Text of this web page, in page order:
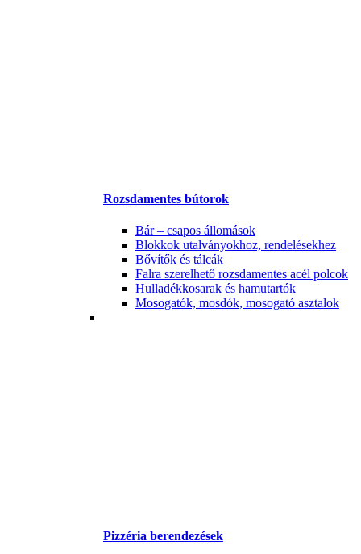
Rozsdamentes bútorok
Bár – csapos állomások
Blokkok utalványokhoz, rendelésekhez
Bővítők és tálcák
Falra szerelhető rozsdamentes acél polcok
Hulladékkosarak és hamutartók
Mosogatók, mosdók, mosogató asztalok
Pizzéria berendezések